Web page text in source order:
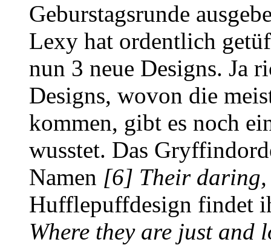
Geburstagsrunde
Lexy hat ordentlich
nun 3 neue Designs. Ja
Designs, wovon die
kommen, gibt es noch
wusstet. Das
Namen [6] Their daring,
Hufflepuffdesign findet
Where they are just and